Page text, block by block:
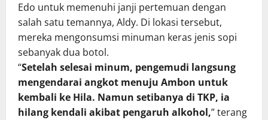
Edo untuk memenuhi janji pertemuan dengan
salah satu temannya, Aldy. Di lokasi tersebut,
mereka mengonsumsi minuman keras jenis sopi
sebanyak dua botol.
“Setelah selesai minum, pengemudi langsung
mengendarai angkot menuju Ambon untuk
kembali ke Hila. Namun setibanya di TKP, ia
hilang kendali akibat pengaruh alkohol,” terang